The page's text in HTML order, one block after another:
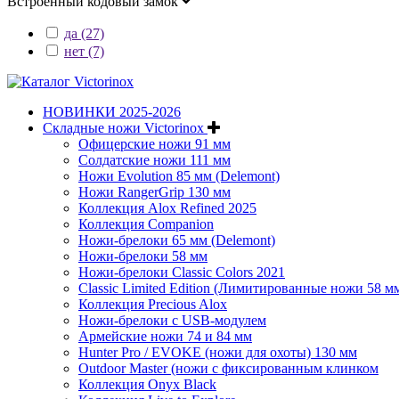
да (27)
нет (7)
НОВИНКИ 2025-2026
Складные ножи Victorinox
Офицерские ножи 91 мм
Солдатские ножи 111 мм
Ножи Evolution 85 мм (Delemont)
Ножи RangerGrip 130 мм
Коллекция Alox Refined 2025
Коллекция Companion
Ножи-брелоки 65 мм (Delemont)
Ножи-брелоки 58 мм
Ножи-брелоки Classic Colors 2021
Classic Limited Edition (Лимитированные ножи 58
Коллекция Precious Alox
Ножи-брелоки с USB-модулем
Армейские ножи 74 и 84 мм
Hunter Pro / EVOKE (ножи для охоты) 130 мм
Outdoor Master (ножи с фиксированным клинком
Коллекция Onyx Black